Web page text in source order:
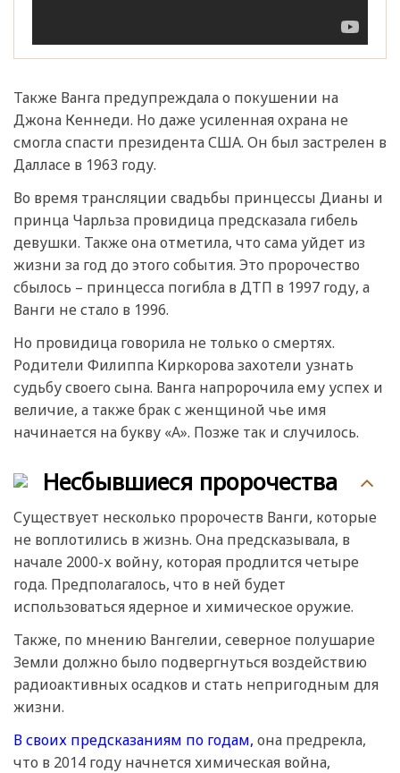
Также Ванга предупреждала о покушении на
Джона Кеннеди. Но даже усиленная охрана не
смогла спасти президента США. Он был застрелен в
Далласе в 1963 году.
Во время трансляции свадьбы принцессы Дианы и
принца Чарльза провидица предсказала гибель
девушки. Также она отметила, что сама уйдет из
жизни за год до этого события. Это пророчество
сбылось – принцесса погибла в ДТП в 1997 году, а
Ванги не стало в 1996.
Но провидица говорила не только о смертях.
Родители Филиппа Киркорова захотели узнать
судьбу своего сына. Ванга напророчила ему успех и
величие, а также брак с женщиной чье имя
начинается на букву «А». Позже так и случилось.
Несбывшиеся пророчества
Существует несколько пророчеств Ванги, которые
не воплотились в жизнь. Она предсказывала, в
начале 2000-х войну, которая продлится четыре
года. Предполагалось, что в ней будет
использоваться ядерное и химическое оружие.
Также, по мнению Вангелии, северное полушарие
Земли должно было подвергнуться воздействию
радиоактивных осадков и стать непригодным для
жизни.
В своих предсказаниям по годам, она предрекла,
что в 2014 году начнется химическая война,